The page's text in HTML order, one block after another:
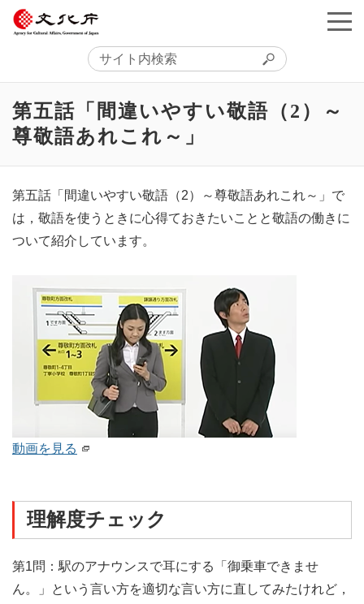
第五話「間違いやすい敬語（2）～
尊敬語あれこれ～」
第五話「間違いやすい敬語（2）～尊敬語あれこれ～」で
は，敬語を使うときに心得ておきたいことと敬語の働きに
ついて紹介しています。
動画を見る
理解度チェック
第1問：駅のアナウンスで耳にする「御乗車できませ
ん。」という言い方を適切な言い方に直してみたけれど，